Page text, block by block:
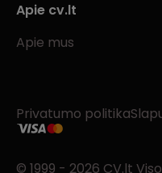
Apie cv.lt
Apie mus
Privatumo politika
© 1999 - 2026 CV.lt